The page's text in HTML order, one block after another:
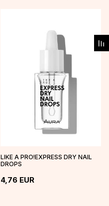
LIKE A PRO!EXPRESS DRY NAIL
DROPS
4,76 EUR